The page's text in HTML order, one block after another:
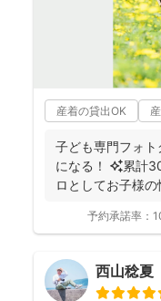
産着の貸出OK
子ども専門フォ
になる！ ✨累計
ロとしてお子様
予約承諾率：
西山稔夏